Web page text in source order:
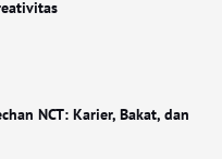
NCT: Karier, Bakat, dan